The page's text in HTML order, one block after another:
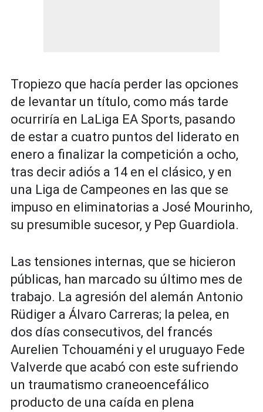
Tropiezo que hacía perder las opciones
de levantar un título, como más tarde
ocurriría en LaLiga EA Sports, pasando
de estar a cuatro puntos del liderato en
enero a finalizar la competición a ocho,
tras decir adiós a 14 en el clásico, y en
una Liga de Campeones en las que se
impuso en eliminatorias a José Mourinho,
su presumible sucesor, y Pep Guardiola.
Las tensiones internas, que se hicieron
públicas, han marcado su último mes de
trabajo. La agresión del alemán Antonio
Rüdiger a Álvaro Carreras; la pelea, en
dos días consecutivos, del francés
Aurelien Tchouaméni y el uruguayo Fede
Valverde que acabó con este sufriendo
un traumatismo craneoencefálico
producto de una caída en plena